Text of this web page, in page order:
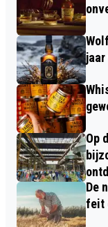
Op
De
feit